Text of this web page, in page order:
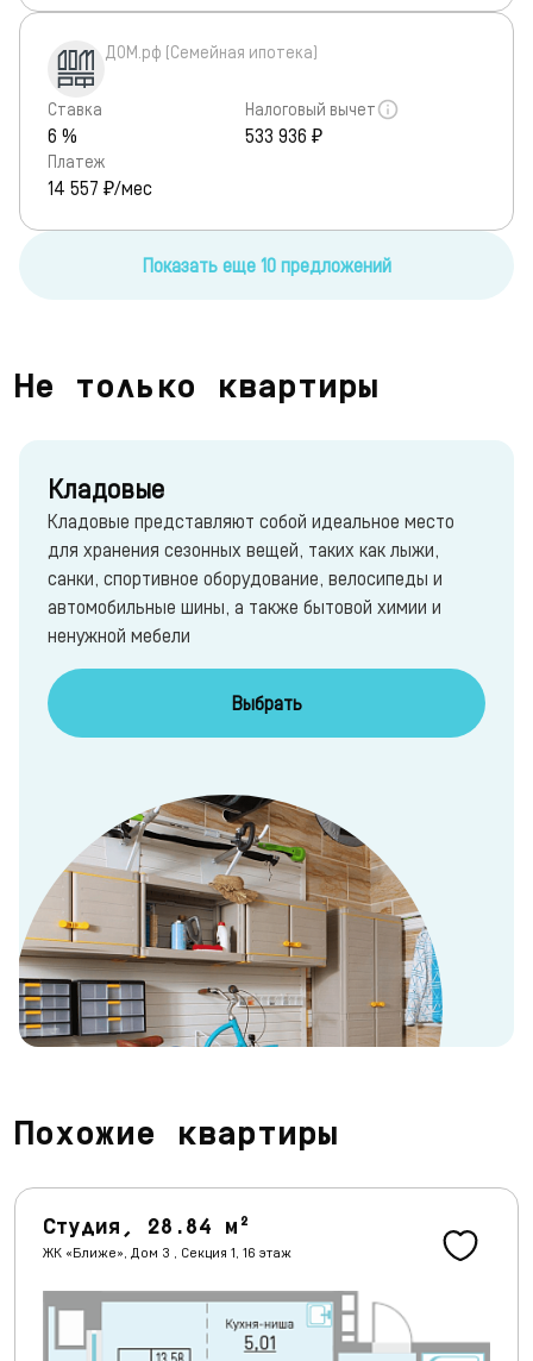
ДОМ.рф (Семейная ипотека)
Ставка
6 %
Налоговый вычет
533 936 ₽
Платеж
14 557 ₽/мес
Показать еще 10 предложений
Не только квартиры
Кладовые
Кладовые представляют собой идеальное место
для хранения сезонных вещей, таких как лыжи,
санки, спортивное оборудование, велосипеды и
автомобильные шины, а также бытовой химии и
ненужной мебели
Выбрать
Похожие квартиры
Студия, 28.84 м²
ЖК «Ближе», Дом 3 , Секция 1, 16 этаж